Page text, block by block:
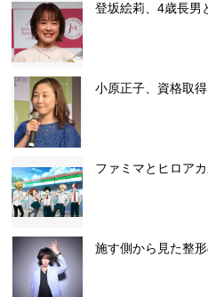
登坂絵莉、4歳長男
小原正子、資格取
ファミマとヒロア
施す側から見た整